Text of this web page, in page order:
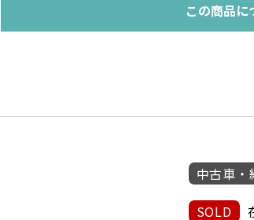
この商品に
中古車・
SOLD